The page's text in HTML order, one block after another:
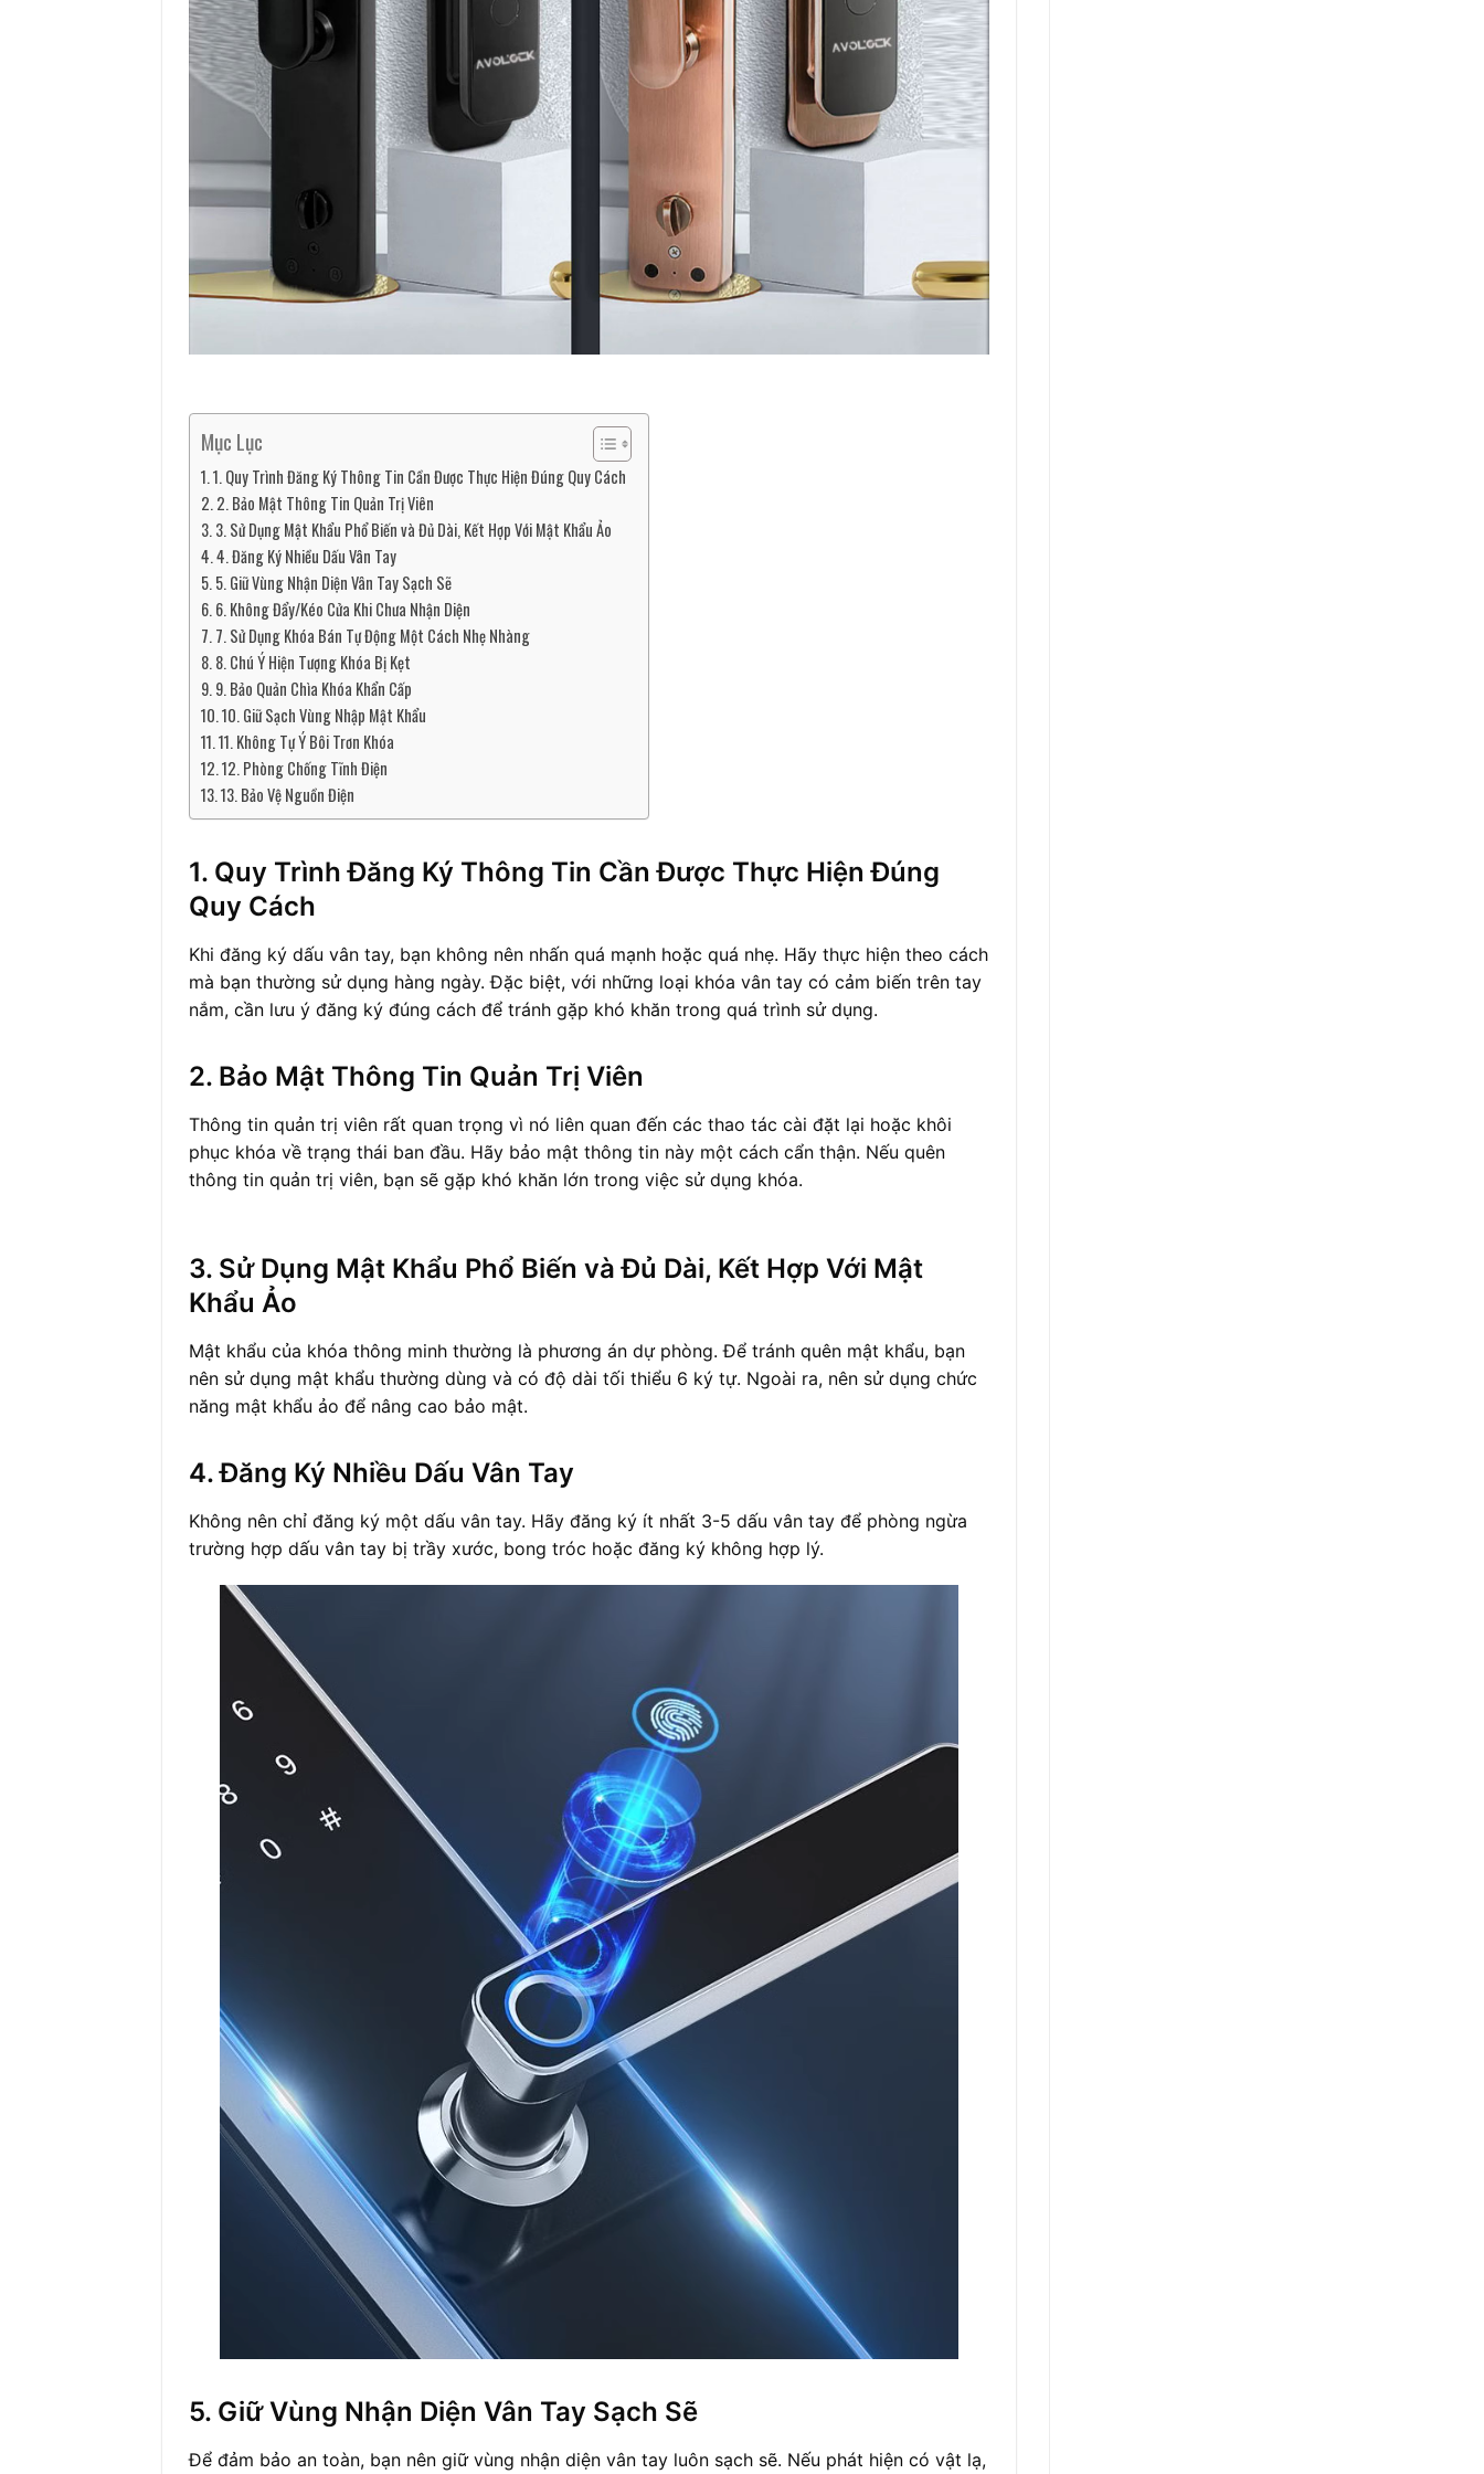
Mục Lục
1. Quy Trình Đăng Ký Thông Tin Cần Được Thực Hiện Đúng Quy Cách
2. Bảo Mật Thông Tin Quản Trị Viên
3. Sử Dụng Mật Khẩu Phổ Biến và Đủ Dài, Kết Hợp Với Mật Khẩu Ảo
4. Đăng Ký Nhiều Dấu Vân Tay
5. Giữ Vùng Nhận Diện Vân Tay Sạch Sẽ
6. Không Đẩy/Kéo Cửa Khi Chưa Nhận Diện
7. Sử Dụng Khóa Bán Tự Động Một Cách Nhẹ Nhàng
8. Chú Ý Hiện Tượng Khóa Bị Kẹt
9. Bảo Quản Chìa Khóa Khẩn Cấp
10. Giữ Sạch Vùng Nhập Mật Khẩu
11. Không Tự Ý Bôi Trơn Khóa
12. Phòng Chống Tĩnh Điện
13. Bảo Vệ Nguồn Điện
1. Quy Trình Đăng Ký Thông Tin Cần Được Thực Hiện Đúng
Quy Cách
Khi đăng ký dấu vân tay, bạn không nên nhấn quá mạnh hoặc quá nhẹ. Hãy thực hiện theo cách
mà bạn thường sử dụng hàng ngày. Đặc biệt, với những loại khóa vân tay có cảm biến trên tay
nắm, cần lưu ý đăng ký đúng cách để tránh gặp khó khăn trong quá trình sử dụng.
2. Bảo Mật Thông Tin Quản Trị Viên
Thông tin quản trị viên rất quan trọng vì nó liên quan đến các thao tác cài đặt lại hoặc khôi
phục khóa về trạng thái ban đầu. Hãy bảo mật thông tin này một cách cẩn thận. Nếu quên
thông tin quản trị viên, bạn sẽ gặp khó khăn lớn trong việc sử dụng khóa.
3. Sử Dụng Mật Khẩu Phổ Biến và Đủ Dài, Kết Hợp Với Mật
Khẩu Ảo
Mật khẩu của khóa thông minh thường là phương án dự phòng. Để tránh quên mật khẩu, bạn
nên sử dụng mật khẩu thường dùng và có độ dài tối thiểu 6 ký tự. Ngoài ra, nên sử dụng chức
năng mật khẩu ảo để nâng cao bảo mật.
4. Đăng Ký Nhiều Dấu Vân Tay
Không nên chỉ đăng ký một dấu vân tay. Hãy đăng ký ít nhất 3-5 dấu vân tay để phòng ngừa
trường hợp dấu vân tay bị trầy xước, bong tróc hoặc đăng ký không hợp lý.
5. Giữ Vùng Nhận Diện Vân Tay Sạch Sẽ
Để đảm bảo an toàn, bạn nên giữ vùng nhận diện vân tay luôn sạch sẽ. Nếu phát hiện có vật lạ,